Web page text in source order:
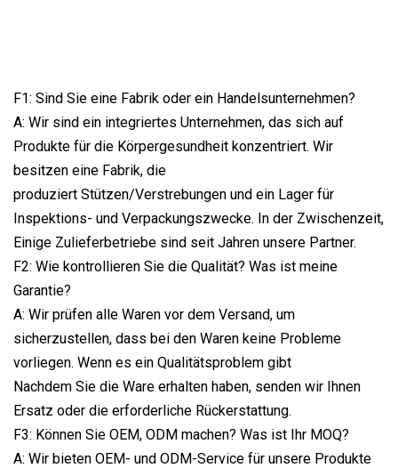
F1: Sind Sie eine Fabrik oder ein Handelsunternehmen?
A: Wir sind ein integriertes Unternehmen, das sich auf
Produkte für die Körpergesundheit konzentriert. Wir
besitzen eine Fabrik, die
produziert Stützen/Verstrebungen und ein Lager für
Inspektions- und Verpackungszwecke. In der Zwischenzeit,
Einige Zulieferbetriebe sind seit Jahren unsere Partner.
F2: Wie kontrollieren Sie die Qualität? Was ist meine
Garantie?
A: Wir prüfen alle Waren vor dem Versand, um
sicherzustellen, dass bei den Waren keine Probleme
vorliegen. Wenn es ein Qualitätsproblem gibt
Nachdem Sie die Ware erhalten haben, senden wir Ihnen
Ersatz oder die erforderliche Rückerstattung.
F3: Können Sie OEM, ODM machen? Was ist Ihr MOQ?
A: Wir bieten OEM- und ODM-Service für unsere Produkte